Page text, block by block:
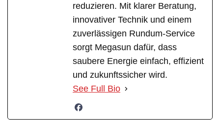
reduzieren. Mit klarer Beratung,
innovativer Technik und einem
zuverlässigen Rundum-Service
sorgt Megasun dafür, dass
saubere Energie einfach, effizient
und zukunftssicher wird.
See Full Bio